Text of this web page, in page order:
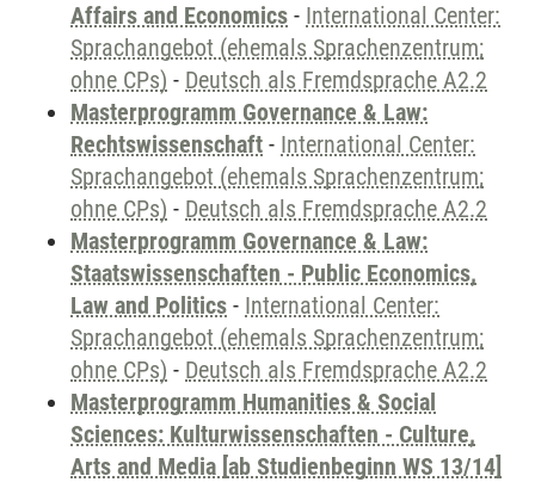
Affairs and Economics - International Center:
Sprachangebot (ehemals Sprachenzentrum;
ohne CPs) - Deutsch als Fremdsprache A2.2
Masterprogramm Governance & Law:
Rechtswissenschaft - International Center:
Sprachangebot (ehemals Sprachenzentrum;
ohne CPs) - Deutsch als Fremdsprache A2.2
Masterprogramm Governance & Law:
Staatswissenschaften - Public Economics,
Law and Politics - International Center:
Sprachangebot (ehemals Sprachenzentrum;
ohne CPs) - Deutsch als Fremdsprache A2.2
Masterprogramm Humanities & Social
Sciences: Kulturwissenschaften - Culture,
Arts and Media [ab Studienbeginn WS 13/14]